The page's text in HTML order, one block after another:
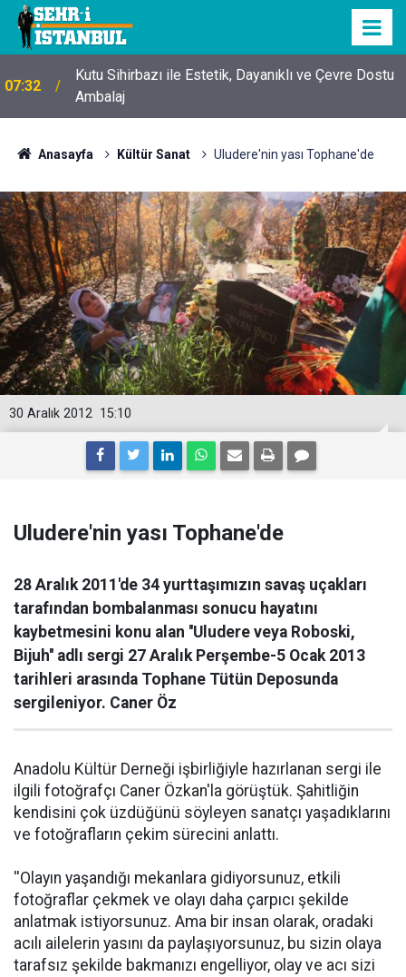
07:32
Kutu Sihirbazı ile Estetik, Dayanıklı ve Çevre Dostu
Ambalaj
Anasayfa Kültür Sanat Uludere'nin yası Tophane'de
15:10
30 Aralık 2012
Uludere'nin yası Tophane'de
28 Aralık 2011'de 34 yurttaşımızın savaş uçakları
tarafından bombalanması sonucu hayatını
kaybetmesini konu alan ''Uludere veya Roboski,
Bijuh'' adlı sergi 27 Aralık Perşembe-5 Ocak 2013
tarihleri arasında Tophane Tütün Deposunda
sergileniyor. Caner Öz
Anadolu Kültür Derneği işbirliğiyle hazırlanan sergi ile
ilgili fotoğrafçı Caner Özkan'la görüştük. Şahitliğin
kendisini çok üzdüğünü söyleyen sanatçı yaşadıklarını
ve fotoğrafların çekim sürecini anlattı.
''Olayın yaşandığı mekanlara gidiyorsunuz, etkili
fotoğraflar çekmek ve olayı daha çarpıcı şekilde
anlatmak istiyorsunuz. Ama bir insan olarak, oradaki
acılı ailelerin yasını da paylaşıyorsunuz, bu sizin olaya
tarafsız şekilde bakmanızı engelliyor, olay ve acı sizi